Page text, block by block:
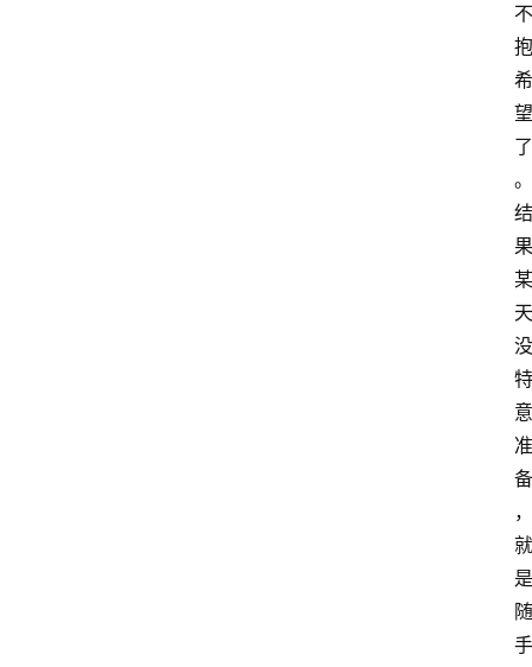
不
抱
希
望
了
。
结
果
某
天
没
特
意
准
备
，
就
是
随
手